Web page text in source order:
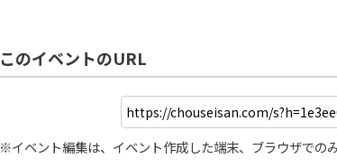
このイベントのURL
※イベント編集は、イベント作成した端末、ブラウザでの